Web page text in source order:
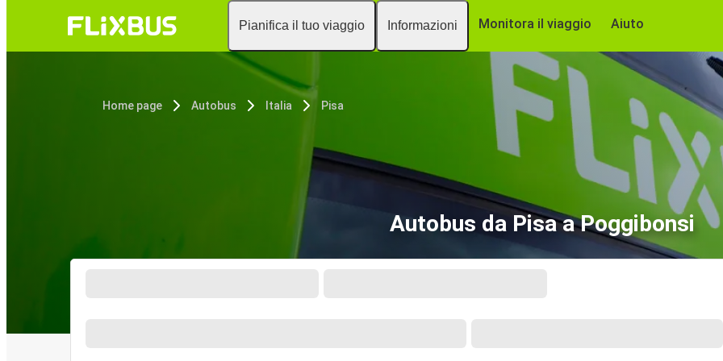
Pianifica il tuo viaggio Informazioni Monitora il viaggio Aiuto
Home page Autobus Italia Pisa
Autobus da Pisa a Poggibonsi